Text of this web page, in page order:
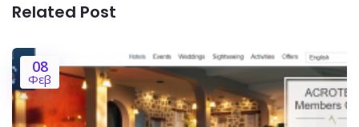
Related Post
08
Φεβ